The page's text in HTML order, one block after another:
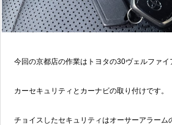
今回の京都店の作業はトヨタの30ヴェルファイ
カーセキュリティとカーナビの取り付けです。
チョイスしたセキュリティはオーサーアラーム